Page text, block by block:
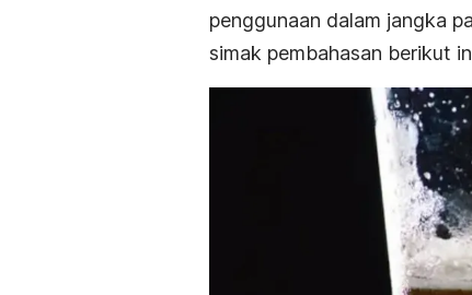
penggunaan dalam jangka
simak pembahasan berikut